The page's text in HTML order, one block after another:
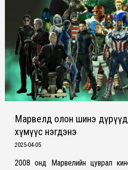
Марвелд олон шинэ
хүмүүс нэгдэнэ
2025-04-05
2008 онд Марвелийн цуврал